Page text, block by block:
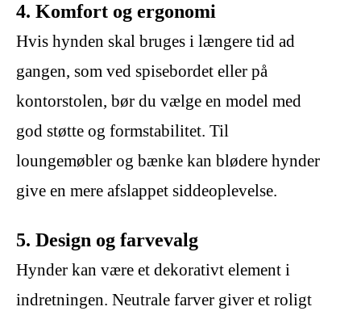
4. Komfort og ergonomi
Hvis hynden skal bruges i længere tid ad
gangen, som ved spisebordet eller på
kontorstolen, bør du vælge en model med
god støtte og formstabilitet. Til
loungemøbler og bænke kan blødere hynder
give en mere afslappet siddeoplevelse.
5. Design og farvevalg
Hynder kan være et dekorativt element i
indretningen. Neutrale farver giver et roligt